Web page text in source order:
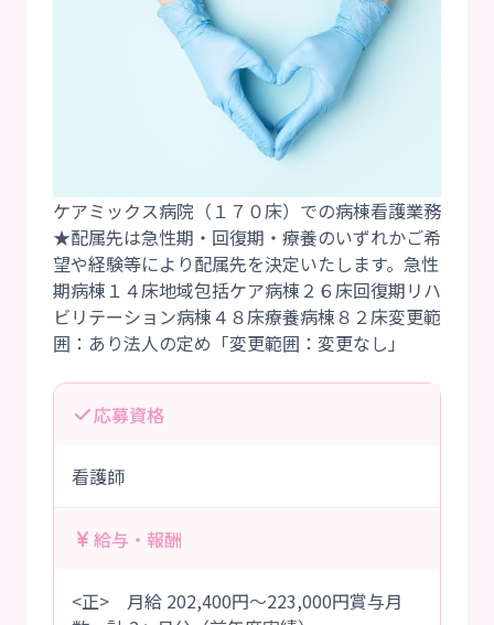
ケアミックス病院（１７０床）での病棟看護業務
★配属先は急性期・回復期・療養のいずれかご希
望や経験等により配属先を決定いたします。急性
期病棟１４床地域包括ケア病棟２６床回復期リハ
ビリテーション病棟４８床療養病棟８２床変更範
応募資格
看護師
給与・報酬
<正> 月給 202,400円～223,000円賞与月